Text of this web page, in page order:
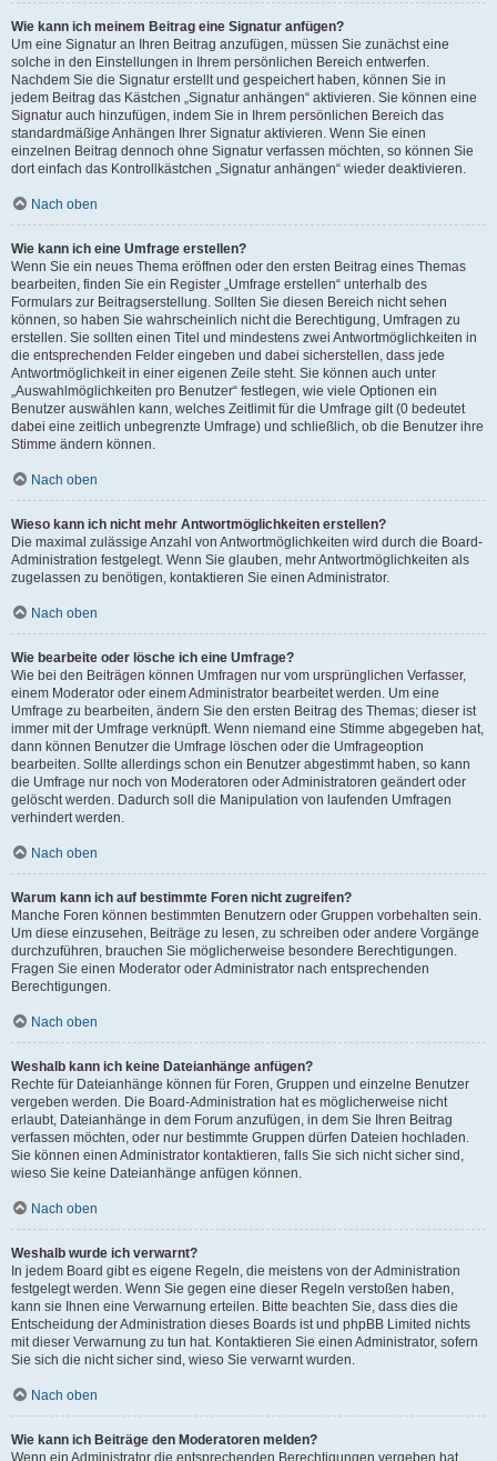
Wie kann ich meinem Beitrag eine Signatur anfügen?
Um eine Signatur an Ihren Beitrag anzufügen, müssen Sie zunächst eine
solche in den Einstellungen in Ihrem persönlichen Bereich entwerfen.
Nachdem Sie die Signatur erstellt und gespeichert haben, können Sie in
jedem Beitrag das Kästchen „Signatur anhängen“ aktivieren. Sie können eine
Signatur auch hinzufügen, indem Sie in Ihrem persönlichen Bereich das
standardmäßige Anhängen Ihrer Signatur aktivieren. Wenn Sie einen
einzelnen Beitrag dennoch ohne Signatur verfassen möchten, so können Sie
dort einfach das Kontrollkästchen „Signatur anhängen“ wieder deaktivieren.
Nach oben
Wie kann ich eine Umfrage erstellen?
Wenn Sie ein neues Thema eröffnen oder den ersten Beitrag eines Themas
bearbeiten, finden Sie ein Register „Umfrage erstellen“ unterhalb des
Formulars zur Beitragserstellung. Sollten Sie diesen Bereich nicht sehen
können, so haben Sie wahrscheinlich nicht die Berechtigung, Umfragen zu
erstellen. Sie sollten einen Titel und mindestens zwei Antwortmöglichkeiten in
die entsprechenden Felder eingeben und dabei sicherstellen, dass jede
Antwortmöglichkeit in einer eigenen Zeile steht. Sie können auch unter
„Auswahlmöglichkeiten pro Benutzer“ festlegen, wie viele Optionen ein
Benutzer auswählen kann, welches Zeitlimit für die Umfrage gilt (0 bedeutet
dabei eine zeitlich unbegrenzte Umfrage) und schließlich, ob die Benutzer ihre
Stimme ändern können.
Nach oben
Wieso kann ich nicht mehr Antwortmöglichkeiten erstellen?
Die maximal zulässige Anzahl von Antwortmöglichkeiten wird durch die Board-
Administration festgelegt. Wenn Sie glauben, mehr Antwortmöglichkeiten als
zugelassen zu benötigen, kontaktieren Sie einen Administrator.
Nach oben
Wie bearbeite oder lösche ich eine Umfrage?
Wie bei den Beiträgen können Umfragen nur vom ursprünglichen Verfasser,
einem Moderator oder einem Administrator bearbeitet werden. Um eine
Umfrage zu bearbeiten, ändern Sie den ersten Beitrag des Themas; dieser ist
immer mit der Umfrage verknüpft. Wenn niemand eine Stimme abgegeben hat,
dann können Benutzer die Umfrage löschen oder die Umfrageoption
bearbeiten. Sollte allerdings schon ein Benutzer abgestimmt haben, so kann
die Umfrage nur noch von Moderatoren oder Administratoren geändert oder
gelöscht werden. Dadurch soll die Manipulation von laufenden Umfragen
verhindert werden.
Nach oben
Warum kann ich auf bestimmte Foren nicht zugreifen?
Manche Foren können bestimmten Benutzern oder Gruppen vorbehalten sein.
Um diese einzusehen, Beiträge zu lesen, zu schreiben oder andere Vorgänge
durchzuführen, brauchen Sie möglicherweise besondere Berechtigungen.
Fragen Sie einen Moderator oder Administrator nach entsprechenden
Berechtigungen.
Nach oben
Weshalb kann ich keine Dateianhänge anfügen?
Rechte für Dateianhänge können für Foren, Gruppen und einzelne Benutzer
vergeben werden. Die Board-Administration hat es möglicherweise nicht
erlaubt, Dateianhänge in dem Forum anzufügen, in dem Sie Ihren Beitrag
verfassen möchten, oder nur bestimmte Gruppen dürfen Dateien hochladen.
Sie können einen Administrator kontaktieren, falls Sie sich nicht sicher sind,
wieso Sie keine Dateianhänge anfügen können.
Nach oben
Weshalb wurde ich verwarnt?
In jedem Board gibt es eigene Regeln, die meistens von der Administration
festgelegt werden. Wenn Sie gegen eine dieser Regeln verstoßen haben,
kann sie Ihnen eine Verwarnung erteilen. Bitte beachten Sie, dass dies die
Entscheidung der Administration dieses Boards ist und phpBB Limited nichts
mit dieser Verwarnung zu tun hat. Kontaktieren Sie einen Administrator, sofern
Sie sich die nicht sicher sind, wieso Sie verwarnt wurden.
Nach oben
Wie kann ich Beiträge den Moderatoren melden?
Wenn ein Administrator die entsprechenden Berechtigungen vergeben hat,